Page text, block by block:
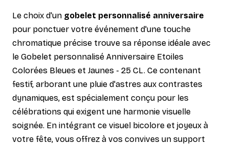
Le choix d'un gobelet personnalisé anniversaire
pour ponctuer votre événement d'une touche
chromatique précise trouve sa réponse idéale avec
le Gobelet personnalisé Anniversaire Etoiles
Colorées Bleues et Jaunes - 25 CL. Ce contenant
festif, arborant une pluie d'astres aux contrastes
dynamiques, est spécialement conçu pour les
célébrations qui exigent une harmonie visuelle
soignée. En intégrant ce visuel bicolore et joyeux à
votre fête, vous offrez à vos convives un support